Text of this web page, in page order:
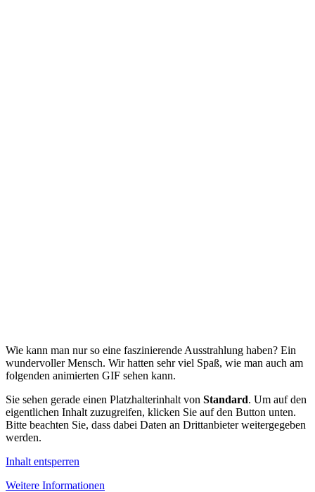
Wie kann man nur so eine faszinierende Ausstrahlung haben? Ein
wundervoller Mensch. Wir hatten sehr viel Spaß, wie man auch am
folgenden animierten GIF sehen kann.
Sie sehen gerade einen Platzhalterinhalt von Standard. Um auf den
eigentlichen Inhalt zuzugreifen, klicken Sie auf den Button unten.
Bitte beachten Sie, dass dabei Daten an Drittanbieter weitergegeben
werden.
Inhalt entsperren
Weitere Informationen